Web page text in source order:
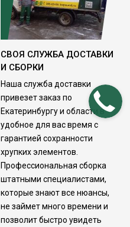
СВОЯ СЛУЖБА ДОСТАВКИ
И СБОРКИ
Наша служба доставки
привезет заказ по
Екатеринбургу и области в
удобное для вас время с
гарантией сохранности
хрупких элементов.
Профессиональная сборка
штатными специалистами,
которые знают все нюансы,
не займет много времени и
позволит быстро увидеть